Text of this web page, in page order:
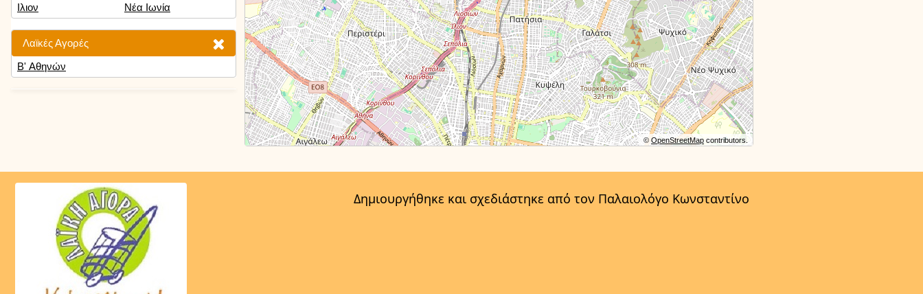
Ιλιον
Νέα Ιωνία
Λαϊκές Αγορές
Β' Αθηνών
©OpenStreetMap contributors.
Δημιουργήθηκε και σχεδιάστηκε από τον Παλαιολόγο Κωνσταντίνο